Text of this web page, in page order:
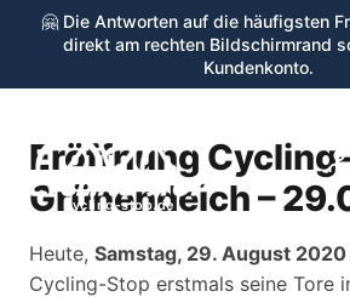
🤗 Die Antworten auf die häufigsten
direkt am rechten Bildschirmrand
Kundenkonto.
cycling-stop.de
Eröffnung
Grünendeich –
Heute, Samstag, 29. August 2020
Cycling-Stop erstmals seine Tore